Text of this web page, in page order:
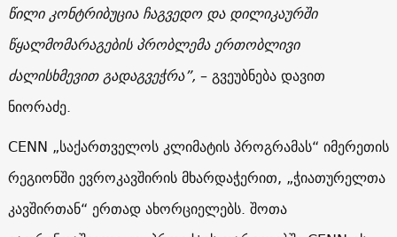
წილი კონტრიბუცია ჩაგვედო და დილიკაურში
წყალმომარაგების პრობლემა ერთობლივი
ძალისხმევით გადაგვეჭრა”, – გვეუბნება დავით
ნიორაძე.
CENN „საქართველოს კლიმატის პროგრამას“ იმერეთის
რეგიონში ევროკავშირის მხარდაჭერით, „ჭიათურელთა
კავშირთან“ ერთად ახორციელებს. შოთა